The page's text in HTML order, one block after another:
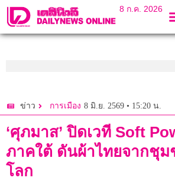
8 ก.ค. 2026
ข่าว การเมือง 8 มิ.ย. 2569 • 15:20 น.
‘ศุภมาส’ ปิดเวที Soft
ภาคใต้ ดันผ้าไทยจากชุม
โลก